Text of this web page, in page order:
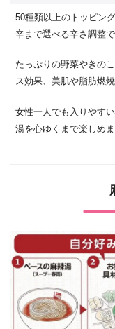
50種類以上のトッピン
辛まで選べる辛さ調整
たっぷりの野菜やきの
ス効果、美肌や脂肪燃
女性一人でも入りやす
湯を心ゆくまで楽しめま